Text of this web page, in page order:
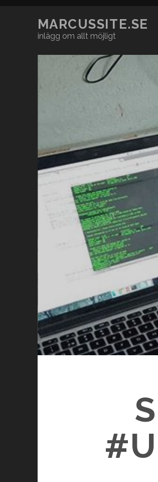
MARCUSSITE.SE
inlägg om allt möjligt